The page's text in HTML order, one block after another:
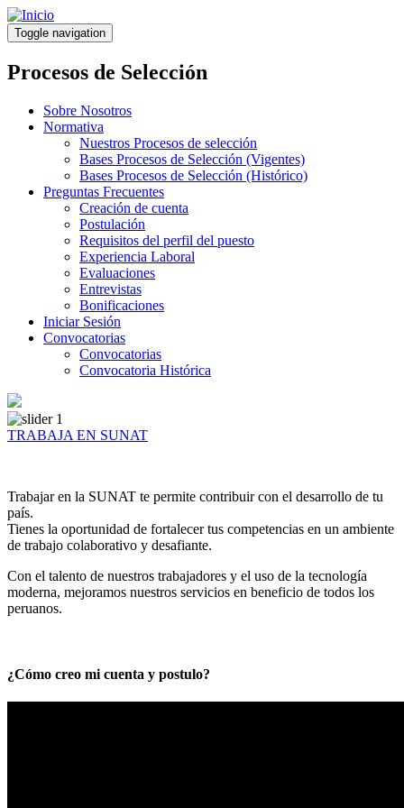
Pasar
al
contenido
principal
Toggle navigation
Procesos de Selección
Sobre Nosotros
Normativa
Nuestros Procesos de selección
Bases Procesos de Selección (Vigentes)
Bases Procesos de Selección (Histórico)
Preguntas Frecuentes
Creación de cuenta
Postulación
Requisitos del perfil del puesto
Experiencia Laboral
Evaluaciones
Entrevistas
Bonificaciones
Iniciar Sesión
Convocatorias
Convocatorias
Convocatoria Histórica
TRABAJA EN SUNAT
Trabajar en la SUNAT te permite contribuir con el desarrollo de tu
país.
Tienes la oportunidad de fortalecer tus competencias en un ambiente
de trabajo colaborativo y desafiante.
Con el talento de nuestros trabajadores y el uso de la tecnología
moderna, mejoramos nuestros servicios en beneficio de todos los
peruanos.
¿Cómo creo mi cuenta y postulo?